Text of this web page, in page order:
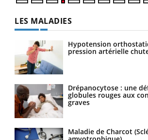
LES MALADIES
Hypotension
pression artérielle
Drépanocytose : une
globules rouges aux
graves
Maladie de Charcot